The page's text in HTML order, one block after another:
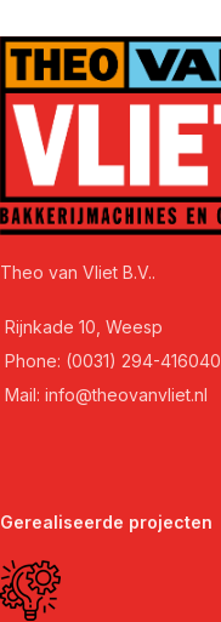
Theo van Vliet B.V..
Rijnkade 10, Weesp
Phone: (0031) 294-416040
Mail: info@theovanvliet.nl
Gerealiseerde projecten